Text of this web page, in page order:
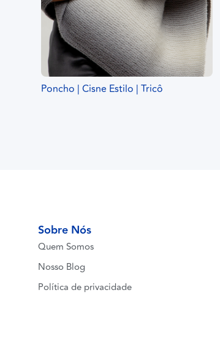
Poncho | Cisne Estilo | Tricô
Sobre Nós
Quem Somos
Nosso Blog
Política de privacidade